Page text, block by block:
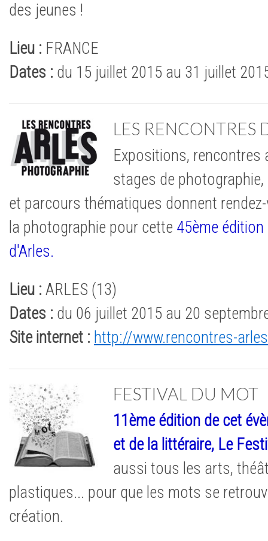
des jeunes !
Lieu : FRANCE
Dates : du 15 juillet 2015 au 31 juillet
LES RENCONTRES
Expositions, rencontres
stages de
et parcours thématiques donnent
la photographie pour cette 45ème
d'Arles.
Lieu :ARLES (13)
Dates : du 06 juillet 2015 au 20
Site internet : http://www.rencontres-
FESTIVAL DU MOT
11ème édition de cet
et de la littéraire, Le
aussi tous les arts,
plastiques... pour que les mots se
création.